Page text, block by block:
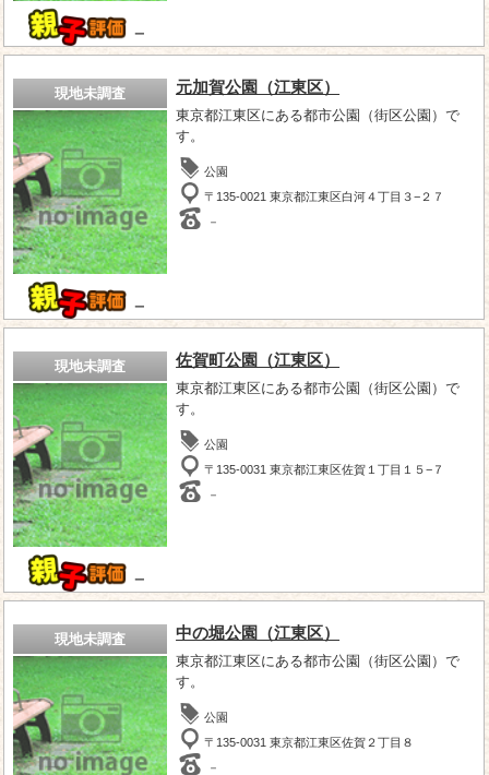
－
現地未調査
－
元加賀公園（江東区）
東京都江東区にある都市公園（街区公園）で
す。
公園
〒135-0021 東京都江東区白河４丁目３−２７
－
現地未調査
－
佐賀町公園（江東区）
東京都江東区にある都市公園（街区公園）で
す。
公園
〒135-0031 東京都江東区佐賀１丁目１５−７
－
現地未調査 中の堀公園（江東区）
東京都江東区にある都市公園（街区公園）で
す。
公園
〒135-0031 東京都江東区佐賀２丁目８
－